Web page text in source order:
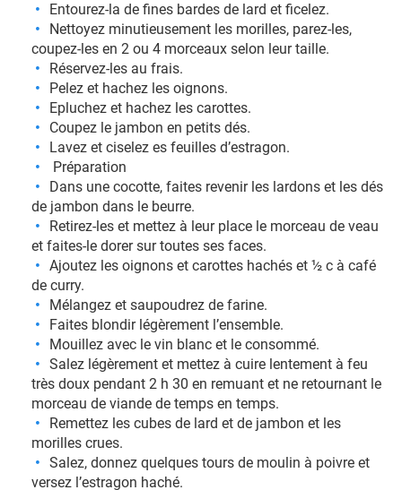
Entourez-la de fines bardes de lard et ficelez.
Nettoyez minutieusement les morilles, parez-les,
coupez-les en 2 ou 4 morceaux selon leur taille.
Réservez-les au frais.
Pelez et hachez les oignons.
Epluchez et hachez les carottes.
Coupez le jambon en petits dés.
Lavez et ciselez es feuilles d’estragon.
Préparation
Dans une cocotte, faites revenir les lardons et les dés
de jambon dans le beurre.
Retirez-les et mettez à leur place le morceau de veau
et faites-le dorer sur toutes ses faces.
Ajoutez les oignons et carottes hachés et ½ c à café
de curry.
Mélangez et saupoudrez de farine.
Faites blondir légèrement l’ensemble.
Mouillez avec le vin blanc et le consommé.
Salez légèrement et mettez à cuire lentement à feu
très doux pendant 2 h 30 en remuant et ne retournant le
morceau de viande de temps en temps.
Remettez les cubes de lard et de jambon et les
morilles crues.
Salez, donnez quelques tours de moulin à poivre et
versez l’estragon haché.